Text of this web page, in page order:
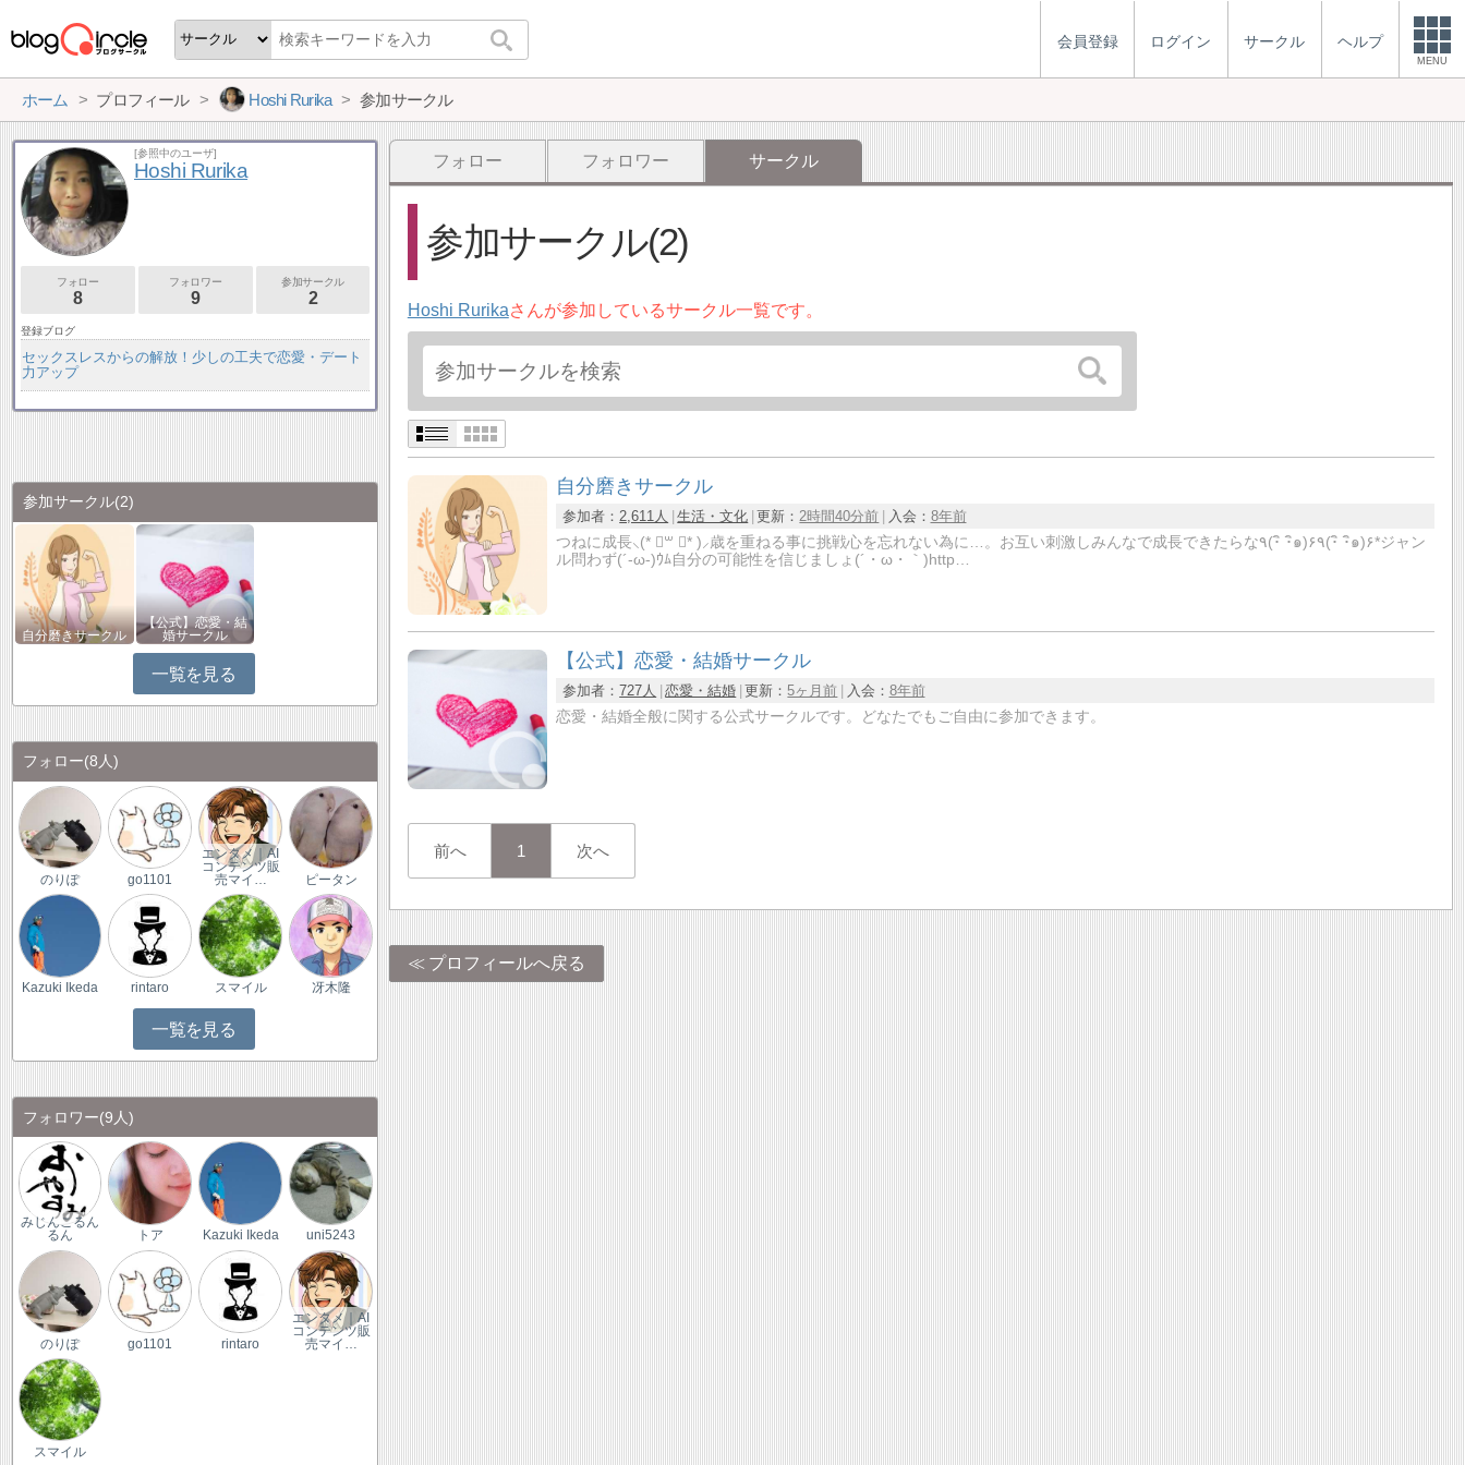
会員登録 ログイン サークル ヘルプ
MENU
ホーム プロフィール Hoshi Rurika 参加サークル
フォロー フォロワー サークル
参加サークル(2)
Hoshi Rurikaさんが参加しているサークル一覧です。
自分磨きサークル
参加者：2,611人 生活・文化 更新：2時間40分前 入会： 8年前
つねに成長⸜(* ॑꒳ ॑* )⸝歳を重ねる事に挑戦心を忘れない為に…。お互い刺激しみんなで成長できたらな٩(･ิ ･ิ๑)۶٩(･ิ ･ิ๑)۶*ジャン
ル問わず(´-ω-)ｳﾑ自分の可能性を信じましょ(´・ω・｀)http…
【公式】恋愛・結婚サークル
参加者：727人 恋愛・結婚 更新：5ヶ月前 入会： 8年前
恋愛・結婚全般に関する公式サークルです。どなたでもご自由に参加できます。
前へ 1 次へ
プロフィールへ戻る
[参照中のユーザ]
Hoshi Rurika
フォロー
8
フォロワー
9
参加サークル
2
登録ブログ
セックスレスからの解放！少しの工夫で恋愛・デート
力アップ
参加サークル(2)
自分磨きサークル
【公式】恋愛・結
婚サークル
一覧を見る
フォロー(8人)
のりぽ go1101
エンタメ｜AI
コンテンツ販
売マイ…
ピータン
Kazuki Ikeda rintaro スマイル 冴木隆
一覧を見る
フォロワー(9人)
みじんこるん
るん
トア Kazuki Ikeda uni5243
のりぽ go1101 rintaro
エンタメ｜AI
コンテンツ販
売マイ…
スマイル